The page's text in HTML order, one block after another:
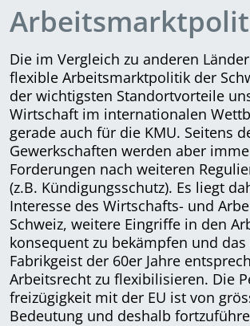
Die im Vergleich zu anderen
flexible Arbeits­markt­politik der
der wichtigsten Standortvorteile
Wirtschaft im internationalen
gerade auch für die KMU. Seitens
Gewerkschaften werden aber
Forderungen nach weiteren
(z.B. Kündigungs­schutz). Es liegt
Interesse des Wirtschafts- und
Schweiz, weitere Eingriffe in den
konsequent zu bekämpfen und das
Fabrikgeist der 60er Jahre
Arbeitsrecht zu flexibilisieren. Die
freizügigkeit mit der EU ist von
Bedeutung und deshalb